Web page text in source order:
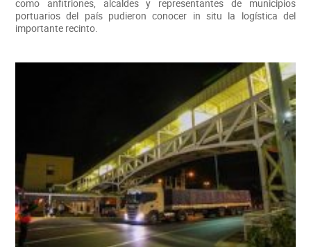
como anfitriones, alcaldes y representantes de municipios
portuarios del país pudieron conocer in situ la logística del
importante recinto.